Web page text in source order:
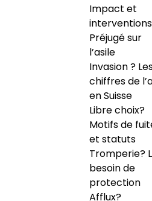
Impact et
interventions
Préjugé sur
l’asile
Invasion ?
chiffres de
en Suisse
Libre choix?
Motifs de
et statuts
Tromperie?
besoin de
protection
Afflux?